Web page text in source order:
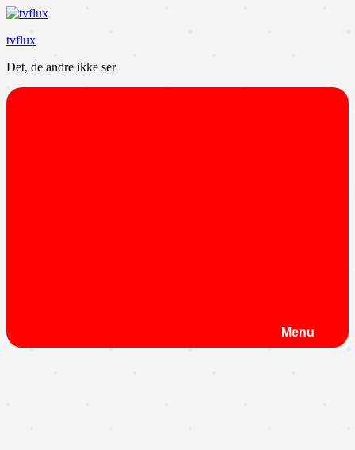
Videre
indhold
tvflux
Det, de andre ikke ser
Menu